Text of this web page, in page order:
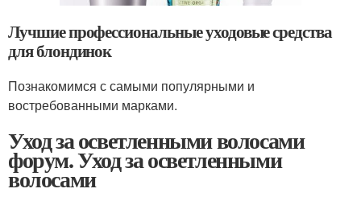
Лучшие профессиональные уходовые средства
для блондинок
Познакомимся с самыми популярными и
востребованными марками.
Уход за осветленными волосами
форум. Уход за осветленными
волосами